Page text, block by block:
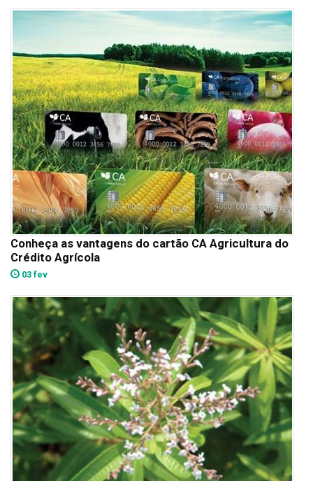
Conheça as vantagens do cartão CA Agricultura do
Crédito Agrícola
03 fev